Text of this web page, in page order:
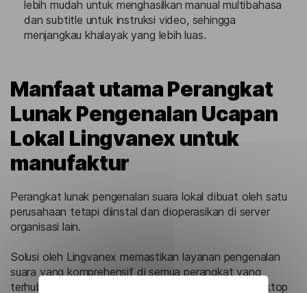
lebih mudah untuk menghasilkan manual multibahasa
dan subtitle untuk instruksi video, sehingga
menjangkau khalayak yang lebih luas.
Manfaat utama Perangkat
Lunak Pengenalan Ucapan
Lokal Lingvanex untuk
manufaktur
Perangkat lunak pengenalan suara lokal dibuat oleh satu
perusahaan tetapi diinstal dan dioperasikan di server
organisasi lain.
Solusi oleh Lingvanex memastikan layanan pengenalan
suara yang komprehensif di semua perangkat yang
terhubung ke server, termasuk tablet, komputer desktop